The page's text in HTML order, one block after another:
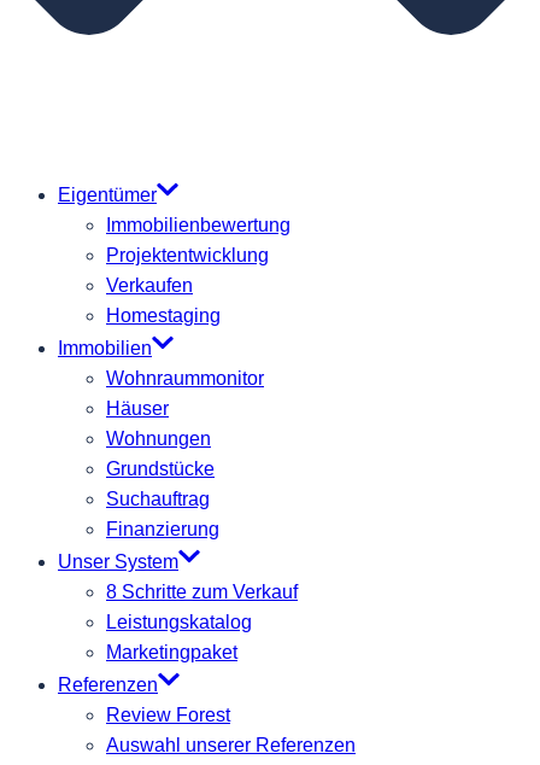
Eigentümer
Immobilienbewertung
Projektentwicklung
Verkaufen
Homestaging
Immobilien
Wohnraummonitor
Häuser
Wohnungen
Grundstücke
Suchauftrag
Finanzierung
Unser System
8 Schritte zum Verkauf
Leistungskatalog
Marketingpaket
Referenzen
Review Forest
Auswahl unserer Referenzen